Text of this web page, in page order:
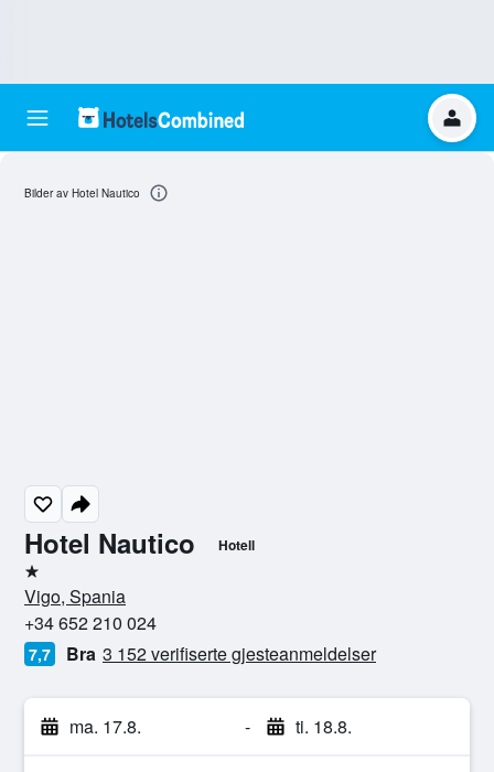
Hotel Nautico Hotell
1 stjerne
Vigo, Spania
+34 652 210 024
7,7 Bra 3 152 verifiserte gjesteanmeldelser
ma. 17.8. - ti. 18.8.
Bilder av Hotel Nautico